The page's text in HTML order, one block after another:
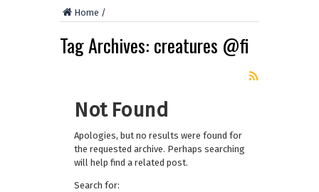
Home /
Tag Archives: creatures @fi
Not Found
Apologies, but no results were found for
the requested archive. Perhaps searching
will help find a related post.
Search for: